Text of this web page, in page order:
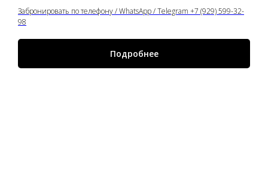
Забронировать по телефону / WhatsApp / Telegram +7 (929) 599-32-
98
Подробнее